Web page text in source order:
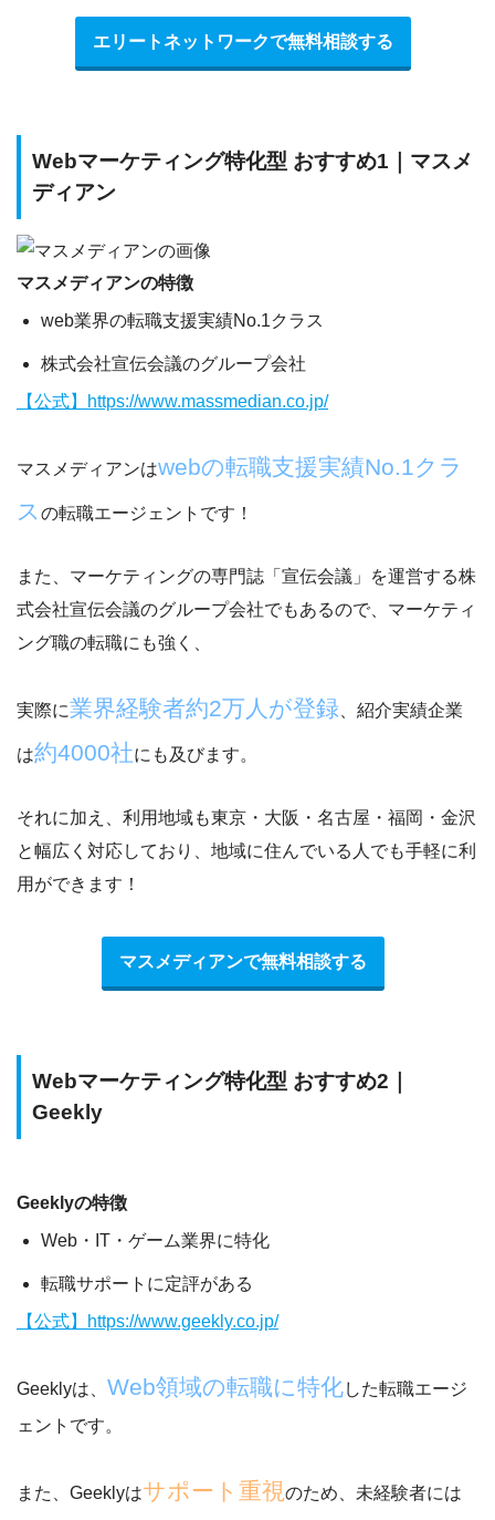
エリートネットワークで無料相談する
Webマーケティング特化型 おすすめ1｜マスメ
ディアン
マスメディアンの特徴
web業界の転職支援実績No.1クラス
株式会社宣伝会議のグループ会社
【公式】https://www.massmedian.co.jp/
マスメディアンはwebの転職支援実績No.1クラ
ス の転職エージェントです！
また、マーケティングの専門誌「宣伝会議」を運営する株
式会社宣伝会議のグループ会社でもあるので、マーケティ
ング職の転職にも強く、
実際に業界経験者約2万人が登録 、紹介実績企業
は約4000社にも及びます。
それに加え、利用地域も東京・大阪・名古屋・福岡・金沢
と幅広く対応しており、 地域に住んでいる人でも手軽に利
用ができます！
マスメディアンで無料相談する
Webマーケティング特化型 おすすめ2｜
Geekly
Geeklyの特徴
Web・IT・ゲーム業界に特化
転職サポートに定評がある
【公式】https://www.geekly.co.jp/
Geeklyは、 Web領域の転職に特化した転職エージ
ェントです。
また、Geeklyはサポート重視のため、 未経験者には